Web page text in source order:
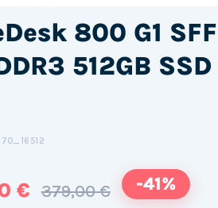
800 G1
512GB
€ 379,00 € -41%